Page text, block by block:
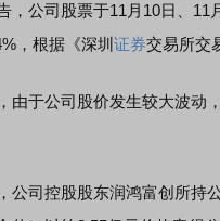
公司股票于11月10日、11
，根据《深圳 证券交易所交
于公司股价发生较大波动，
司控股股东润鸿富创所持公